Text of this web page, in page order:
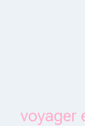
voyager